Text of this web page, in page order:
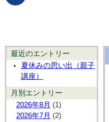
最近のエントリー
夏休みの思い出（親子
講座）
月別エントリー
2026年8月 (1)
2026年7月 (2)